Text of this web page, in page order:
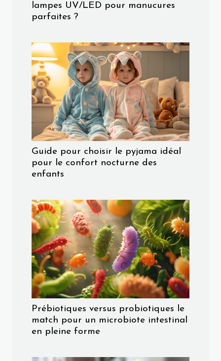
lampes UV/LED pour manucures
parfaites ?
Guide pour choisir le pyjama idéal
pour le confort nocturne des
enfants
Prébiotiques versus probiotiques le
match pour un microbiote intestinal
en pleine forme